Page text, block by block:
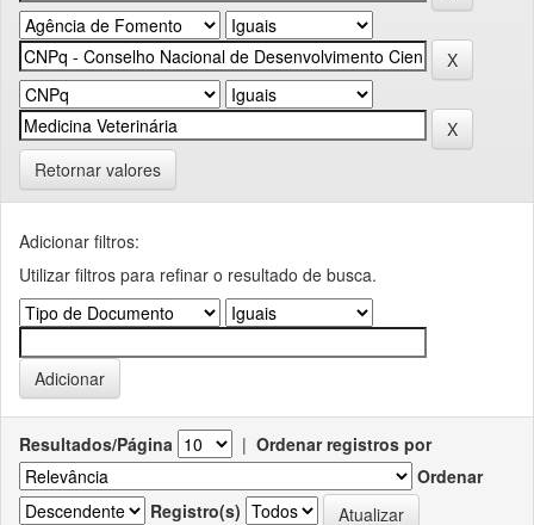
Retornar valores
Adicionar filtros:
Utilizar filtros para refinar o resultado de busca.
Resultados/Página | Ordenar registros por
Ordenar
Registro(s)